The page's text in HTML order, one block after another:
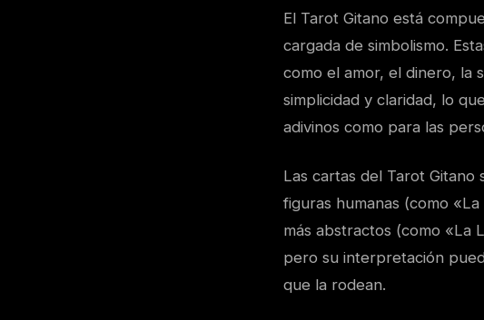
El Tarot Gitano está
cargada de simbolismo.
como el amor, el dinero, la
simplicidad y claridad, lo
adivinos como para las
Las cartas del Tarot
figuras humanas (como
más abstractos (como «La
pero su interpretación
que la rodean.